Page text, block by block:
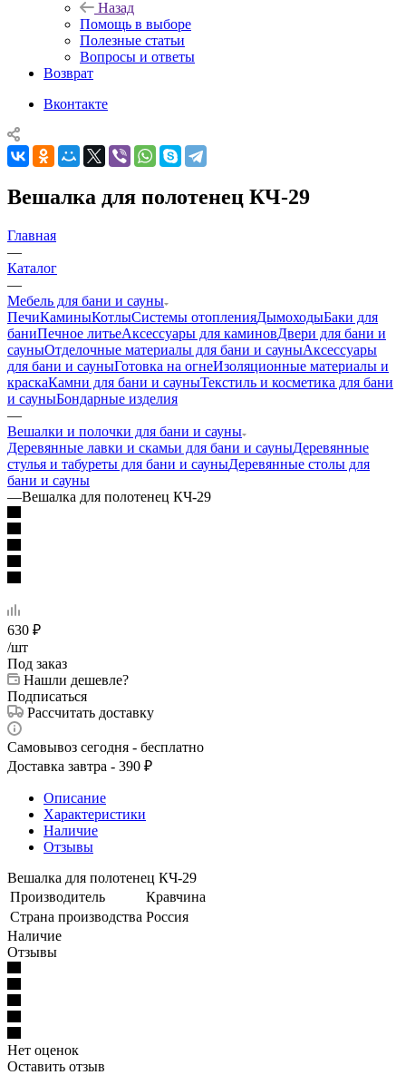
Назад
Помощь в выборе
Полезные статьи
Вопросы и ответы
Возврат
Вконтакте
Вешалка для полотенец КЧ-29
Главная
—
Каталог
—
Мебель для бани и сауны
ПечиКаминыКотлыСистемы отопленияДымоходыБаки для
баниПечное литьеАксессуары для каминовДвери для бани и
сауныОтделочные материалы для бани и сауныАксессуары
для бани и сауныГотовка на огнеИзоляционные материалы и
краскаКамни для бани и сауныТекстиль и косметика для бани
и сауныБондарные изделия
—
Вешалки и полочки для бани и сауны
Деревянные лавки и скамьи для бани и сауныДеревянные
стулья и табуреты для бани и сауныДеревянные столы для
бани и сауны
—Вешалка для полотенец КЧ-29
630 ₽
/шт
Под заказ
Нашли дешевле?
Подписаться
Рассчитать доставку
Самовывоз сегодня - бесплатно
Доставка завтра - 390 ₽
Описание
Характеристики
Наличие
Отзывы
Вешалка для полотенец КЧ-29
Производитель
Кравчина
Страна производства Россия
Наличие
Отзывы
Нет оценок
Оставить отзыв